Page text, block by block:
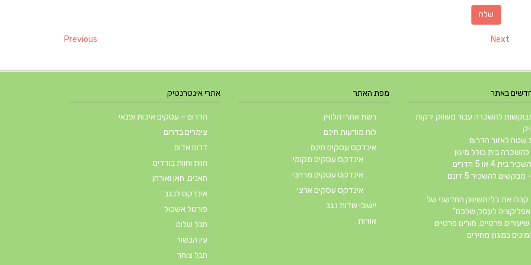
Previous Next
אתרי אינטרנטיק
הדרום – עסקים איכות ופנאי
צימרים בדרום
דרום אדום
חוות וחוות בודדים
חאנים, חאן ואורחן
אינדקס לנגב
פורטל אשכול
חבל שלום
עין הבשור
חבל צוחר
מפת האתר
רשת אתרי הלוויין
לוח מודעות חינם
אינדקס עסקים חינם
אינדקס עסקים מקומי
אינדקס עסקים מרחבי
אינדקס עסקים ארצי
יישובי שדות נגב
אודות
באתר
להשכרה עבור משווק ירקות
שטח לאזור הדרום
בית כולל מיגון
4 או 5 חדרים
מבקשים להשכיר 5 דונם
את כלי השיווק החדשני של
שיעורים פרטיים, מורים פרטיים
במגוון מחירים